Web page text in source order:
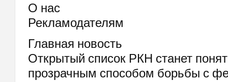
О нас
Рекламодателям
Главная новость
Открытый список РКН станет
прозрачным способом борьбы с